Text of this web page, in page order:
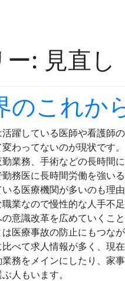
ー: 見直し
のこれか
躍している医師や看護師
わってないのが現状です。
業務、手術などの長時間
務医に長時間労働を強いる
る医療機関が多いのも理由
業なので慢性的な人手不
意識改革を広めていくこと
医療事故の防止にもつなが
べて求人情報が多く、現
務をメインにしたり、家
人もいます。